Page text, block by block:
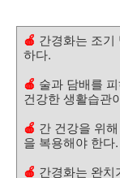
🍎 간경화는 조기
하다.
🍎 술과 담배를
건강한 생활습관
🍎 간 건강을 위
을 복용해야 한다.
🍎 간경화는 완치